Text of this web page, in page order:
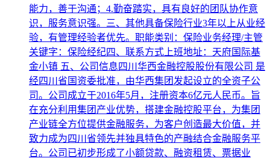
能力，善于沟通；4.勤奋踏实，具有良好的团队协作意
识，服务意识强。三、其他具备保险行业3年以上从业经
验，有管理经验者优先。职能类别：保险业务经理/主管
关键字：保险经纪四、联系方式上班地址：天府国际基
金小镇 五、公司信息四川华西金融控股股份有限公司 是
经四川省国资委批准，由华西集团发起设立的全资子公
司。公司成立于2016年5月，注册资本6亿元人民币。旨
在充分利用集团产业优势，搭建金融控股平台，为集团
产业链全方位提供金融服务，为客户创造最大价值，并
致力成为四川省领先并独具特色的产融结合金融服务平
台。公司已初步形成了小额贷款、融资租赁、票据业